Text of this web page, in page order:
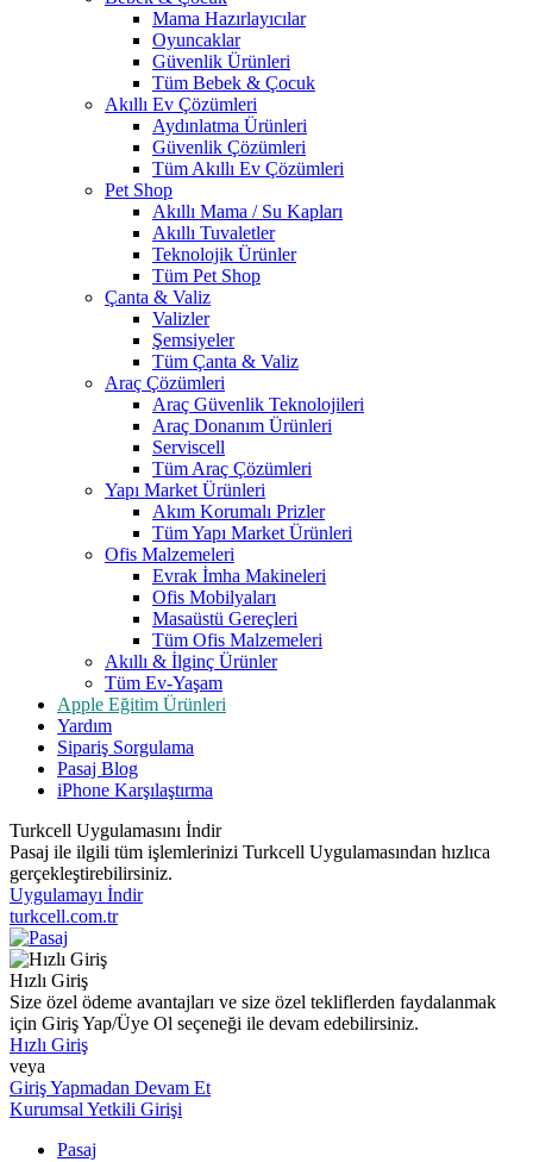
Mama Hazırlayıcılar
Oyuncaklar
Güvenlik Ürünleri
Tüm Bebek & Çocuk
Akıllı Ev Çözümleri
Aydınlatma Ürünleri
Güvenlik Çözümleri
Tüm Akıllı Ev Çözümleri
Pet Shop
Akıllı Mama / Su Kapları
Akıllı Tuvaletler
Teknolojik Ürünler
Tüm Pet Shop
Çanta & Valiz
Valizler
Şemsiyeler
Tüm Çanta & Valiz
Araç Çözümleri
Araç Güvenlik Teknolojileri
Araç Donanım Ürünleri
Serviscell
Tüm Araç Çözümleri
Yapı Market Ürünleri
Akım Korumalı Prizler
Tüm Yapı Market Ürünleri
Ofis Malzemeleri
Evrak İmha Makineleri
Ofis Mobilyaları
Masaüstü Gereçleri
Tüm Ofis Malzemeleri
Akıllı & İlginç Ürünler
Tüm Ev-Yaşam
Apple Eğitim Ürünleri
Yardım
Sipariş Sorgulama
Pasaj Blog
iPhone Karşılaştırma
Turkcell Uygulamasını İndir
Pasaj ile ilgili tüm işlemlerinizi Turkcell Uygulamasından hızlıca
gerçekleştirebilirsiniz.
Uygulamayı İndir
turkcell.com.tr
Hızlı Giriş
Size özel ödeme avantajları ve size özel tekliflerden faydalanmak
için Giriş Yap/Üye Ol seçeneği ile devam edebilirsiniz.
Hızlı Giriş
veya
Giriş Yapmadan Devam Et
Kurumsal Yetkili Girişi
Pasaj